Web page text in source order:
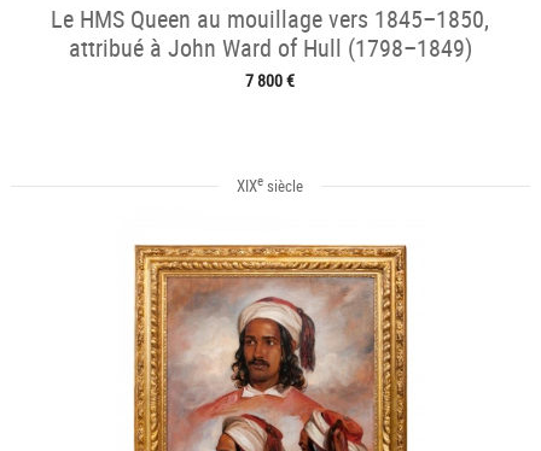
Le HMS Queen au mouillage vers 1845–1850,
attribué à John Ward of Hull (1798–1849)
7 800 €
XIXe siècle